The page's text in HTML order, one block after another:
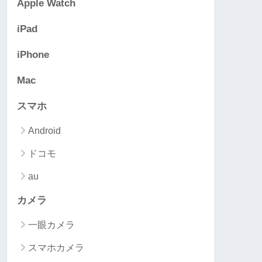
Apple Watch
iPad
iPhone
Mac
スマホ
Android
ドコモ
au
カメラ
一眼カメラ
スマホカメラ